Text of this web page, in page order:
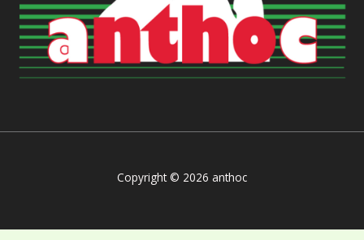
Copyright © 2026 anthoc